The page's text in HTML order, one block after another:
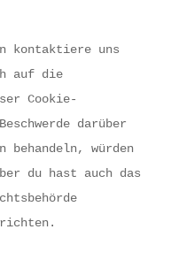
kontaktiere uns
auf die
Cookie-
darüber
würden
du hast auch das
richten.